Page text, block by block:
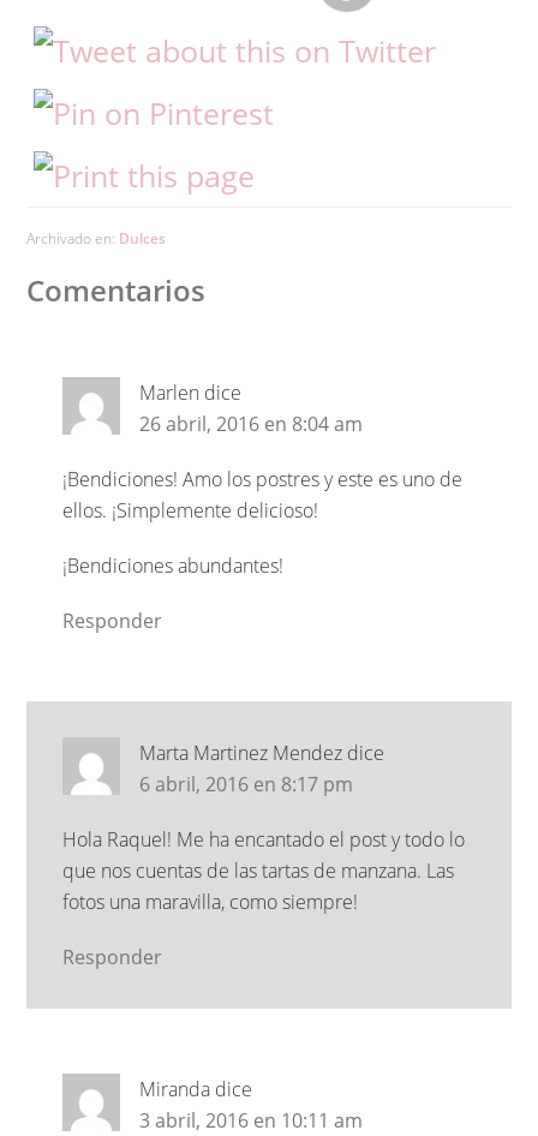
Archivado en: Dulces
Comentarios
Marlen dice
26 abril, 2016 en 8:04 am
¡Bendiciones! Amo los postres y este es uno de
ellos. ¡Simplemente delicioso!
¡Bendiciones abundantes!
Responder
Marta Martinez Mendez dice
6 abril, 2016 en 8:17 pm
Hola Raquel! Me ha encantado el post y todo lo
que nos cuentas de las tartas de manzana. Las
fotos una maravilla, como siempre!
Responder
Miranda dice
3 abril, 2016 en 10:11 am